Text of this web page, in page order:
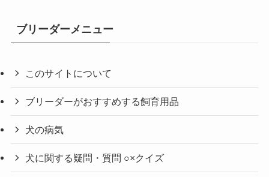
ブリーダーメニュー
このサイトについて
ブリーダーがおすすめする飼育用品
犬の病気
犬に関する疑問・質問 ○×クイズ